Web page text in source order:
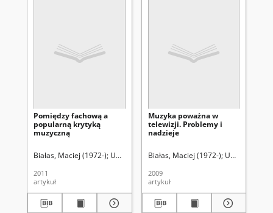
Pomiędzy fachową a
popularną krytyką
muzyczną
Białas, Maciej (1972-) Uniwersytet Marii Curie-Skłodowskiej (Lublin)
2011
artykuł
Muzyka poważna w
telewizji. Problemy i
nadzieje
Białas, Maciej (1972-) Uniwersytet
2009
artykuł